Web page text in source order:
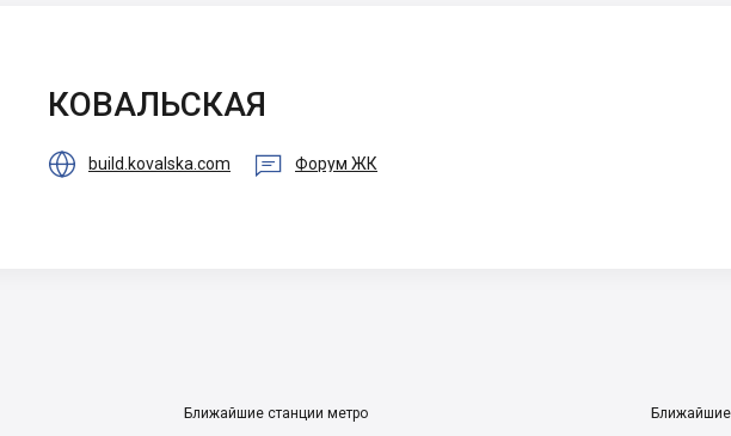
КОВАЛЬСКАЯ
 build.kovalska.com  Форум ЖК
Ближайшие станции метро